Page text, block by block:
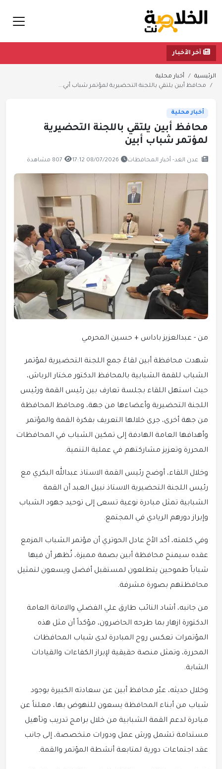
آخر الأخبار
الرئيسية
أخبار محلية
محافظ أبين يلتقي باللجنة التحضيرية لمؤتمر شباب أبي...
أخبار محلية
محافظ أبين يلتقي باللجنة التحضيرية
لمؤتمر شباب أبين
عدن الغد- أخبار المحافظات 08/07/2026 17:12 807 مشاهدة
من - عبدالعزيز باداس + حسين المحرمي
شهدت محافظة أبين لقاءً جمع اللجنة التحضيرية لمؤتمر
الشباب للقمة الشبابية بالمحافظ الدكتور مختار الرباش،
حيث استهل اللقاء بجلسة تعارف بين رئيس القمة ورئيس
اللجنة التحضيرية وأعضاءها من جهة، ومحافظ المحافظة
من جهة أخرى، جرى خلالها التعريف بفكرة القمة والمؤتمر
وأهدافها العامة الهادفة إلى تمكين الشباب في المحافظات
المحررة وتعزيز مشاركتهم في عملية التنمية.
وخلال اللقاء، أوضح رئيس القمة الاستاذ عبدالله البكري مع
رئيس اللجنة التحضيرية الاستاذ نبيل العبد أن القمة
الشبابية تمثل مبادرة نوعية تسعى إلى توحيد جهود الشباب
وإبراز دورهم الريادي في المجتمع.
وفي كلمته، أكد الأخ عادل الحوتري أن مؤتمر الشباب المزمع
عقده سيمنح محافظة أبين بصمة مميزة، تُظهر أن فيها
شباباً طموحين يتطلعون لمستقبل أفضل ويسعون لتمثيل
محافظتهم بصورة مشرفة.
من جانبه، أشاد النائب طارق علي الفضلي والامانة العامة
الدكتورة ازهار بما طرحه الحاضرون، مؤكداً أن مثل هذه
المؤتمرات تعكس روح المبادرة لدى شباب المحافظات
المحررة، وتمثل منصة حقيقية لإبراز الكفاءات والقيادات
الشابة.
وخلال حديثه، عبّر محافظ أبين عن سعادته الكبيرة بوجود
شباب من أبناء المحافظة يسعون للنهوض بها، معلناً عن
مبادرة لدعم القمة الشبابية من خلال برامج تدريب وتأهيل
مستدامة تشمل ورش عمل ودورات متخصصة، إلى جانب
عقد اجتماعات دورية لمتابعة أنشطة المؤتمر والقمة.